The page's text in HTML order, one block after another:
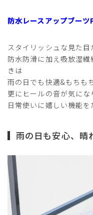
防水レースアップブー
スタイリッシュな見た目
防水防滑に加え吸放湿
きは
雨の日でも快適&もちも
更にヒールの音が気に
日常使いに嬉しい機能
雨の日も安心、晴